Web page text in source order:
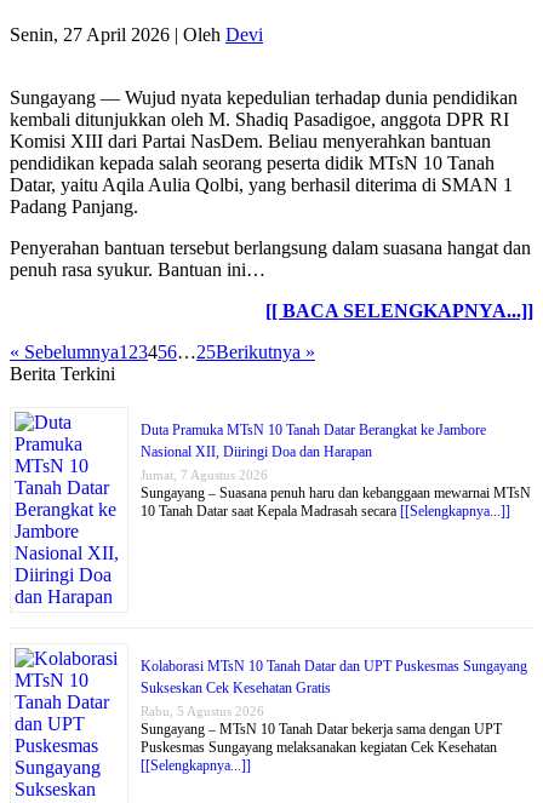
Senin, 27 April 2026 | Oleh Devi
Sungayang — Wujud nyata kepedulian terhadap dunia pendidikan
kembali ditunjukkan oleh M. Shadiq Pasadigoe, anggota DPR RI
Komisi XIII dari Partai NasDem. Beliau menyerahkan bantuan
pendidikan kepada salah seorang peserta didik MTsN 10 Tanah
Datar, yaitu Aqila Aulia Qolbi, yang berhasil diterima di SMAN 1
Padang Panjang.
Penyerahan bantuan tersebut berlangsung dalam suasana hangat dan
penuh rasa syukur. Bantuan ini…
[[ BACA SELENGKAPNYA...]]
« Sebelumnya1 23456…25Berikutnya »
Berita Terkini
Duta Pramuka MTsN 10 Tanah Datar Berangkat ke Jambore
Nasional XII, Diiringi Doa dan Harapan
Jumat, 7 Agustus 2026
Sungayang – Suasana penuh haru dan kebanggaan mewarnai MTsN
10 Tanah Datar saat Kepala Madrasah secara [[Selengkapnya...]]
Kolaborasi MTsN 10 Tanah Datar dan UPT Puskesmas Sungayang
Sukseskan Cek Kesehatan Gratis
Rabu, 5 Agustus 2026
Sungayang – MTsN 10 Tanah Datar bekerja sama dengan UPT
Puskesmas Sungayang melaksanakan kegiatan Cek Kesehatan
[[Selengkapnya...]]